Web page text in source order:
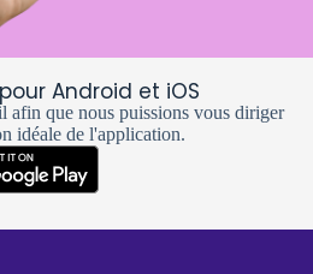
Android et iOS
afin que nous puissions vous diriger
idéale de l'application.